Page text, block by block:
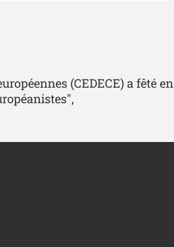
(CEDECE) a fêté